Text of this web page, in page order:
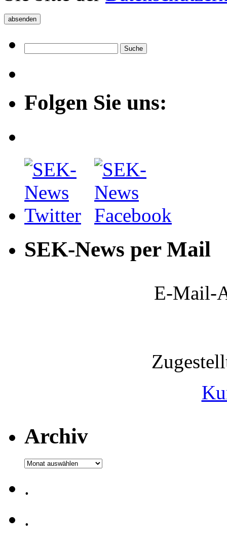
Folgen Sie uns:
SEK-News per Mail
E-Mail-
Archiv
Archiv
.
.